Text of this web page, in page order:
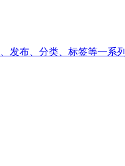
发布、分类、标签等一系